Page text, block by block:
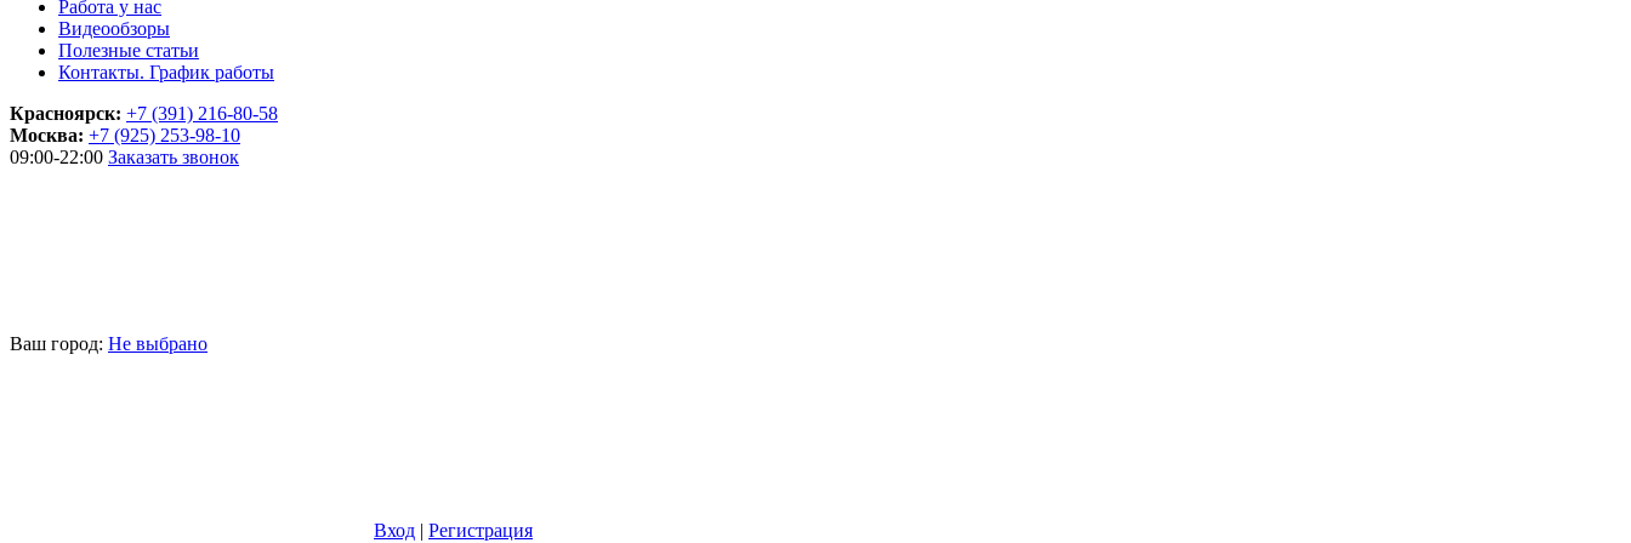
Работа у нас
Видеообзоры
Полезные статьи
Контакты. График работы
Красноярск: +7 (391) 216-80-58
Москва: +7 (925) 253-98-10
09:00-22:00 Заказать звонок
Ваш город: Не выбрано
Вход | Регистрация